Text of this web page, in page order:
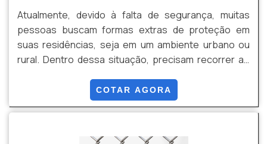
Atualmente, devido à falta de segurança, muitas
pessoas buscam formas extras de proteção em
suas residências, seja em um ambiente urbano ou
rural. Dentro dessa situação, precisam recorrer ao
consiste em dois ou mais fios de arames envoltos
entre si, o que forma uma camada grossa, contendo
espinhos.O arame farpado tem como principal
COTAR AGORA